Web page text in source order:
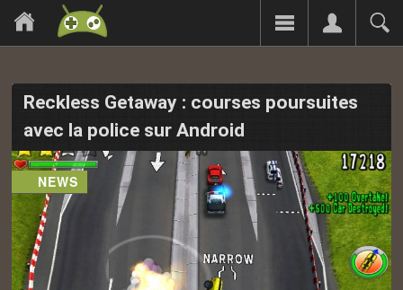
Reckless Getaway : courses poursuites
avec la police sur Android
NEWS